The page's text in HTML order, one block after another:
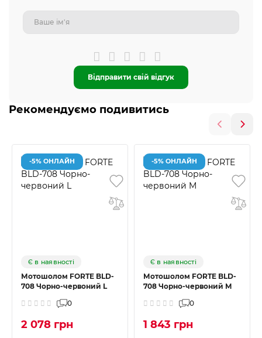
Відправити свій відгук
Рекомендуємо подивитись
-5% ОНЛАЙН
Є в наявності
Мотошолом FORTE BLD-
708 Чорно-червоний L
0
2 078 грн
-5% ОНЛАЙН
Є в наявності
Мотошолом FORTE BLD-
708 Чорно-червоний M
0
1 843 грн